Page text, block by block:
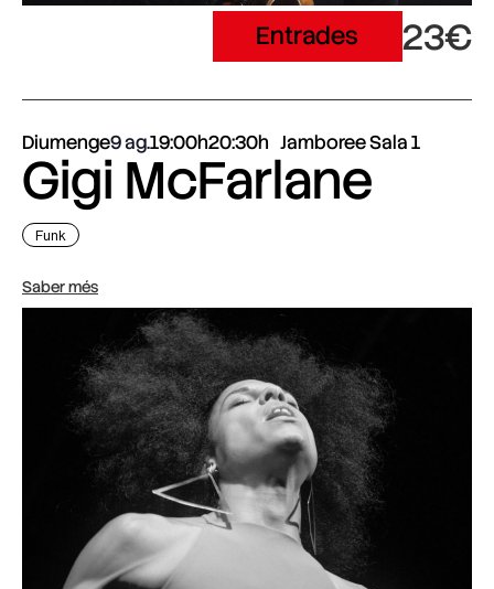
Entrades 23€
Diumenge9 ag.19:00h20:30h Jamboree Sala 1
Gigi McFarlane
Funk
Saber més